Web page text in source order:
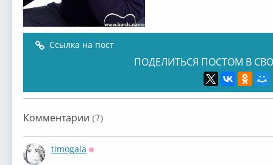
Ссылка на пост
ПОДЕЛИТЬСЯ ПОСТОМ В
Комментарии (7)
timogala